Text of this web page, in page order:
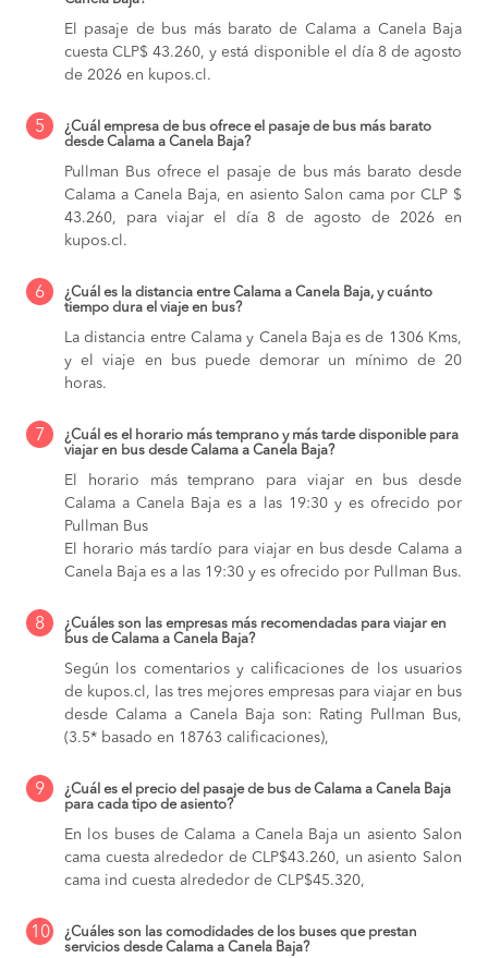
El pasaje de bus más barato de Calama a Canela Baja
cuesta CLP$ 43.260, y está disponible el día 8 de agosto
de 2026 en kupos.cl.
5
¿Cuál empresa de bus ofrece el pasaje de bus más barato
desde Calama a Canela Baja?
Pullman Bus ofrece el pasaje de bus más barato desde
Calama a Canela Baja, en asiento Salon cama por CLP $
43.260, para viajar el día 8 de agosto de 2026 en
kupos.cl.
6
¿Cuál es la distancia entre Calama a Canela Baja, y cuánto
tiempo dura el viaje en bus?
La distancia entre Calama y Canela Baja es de 1306 Kms,
y el viaje en bus puede demorar un mínimo de 20
horas.
7
¿Cuál es el horario más temprano y más tarde disponible para
viajar en bus desde Calama a Canela Baja?
El horario más temprano para viajar en bus desde
Calama a Canela Baja es a las 19:30 y es ofrecido por
Pullman Bus
El horario más tardío para viajar en bus desde Calama a
Canela Baja es a las 19:30 y es ofrecido por Pullman Bus.
8
¿Cuáles son las empresas más recomendadas para viajar en
bus de Calama a Canela Baja?
Según los comentarios y calificaciones de los usuarios
de kupos.cl, las tres mejores empresas para viajar en bus
desde Calama a Canela Baja son: Rating Pullman Bus,
(3.5* basado en 18763 calificaciones),
9
¿Cuál es el precio del pasaje de bus de Calama a Canela Baja
para cada tipo de asiento?
En los buses de Calama a Canela Baja un asiento Salon
cama cuesta alrededor de CLP$43.260, un asiento Salon
cama ind cuesta alrededor de CLP$45.320,
10
¿Cuáles son las comodidades de los buses que prestan
servicios desde Calama a Canela Baja?